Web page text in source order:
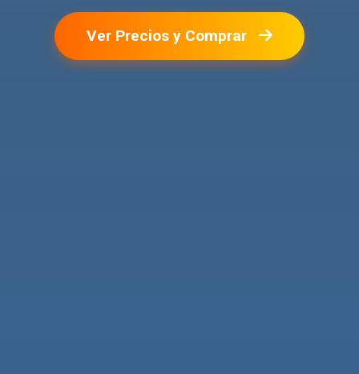
Ver Precios y Comprar